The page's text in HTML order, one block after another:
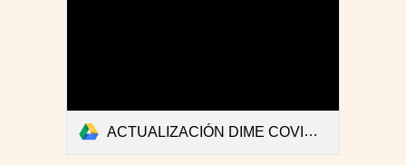
ACTUALIZACIÓN DIME COVID-Boletin #46.pdf